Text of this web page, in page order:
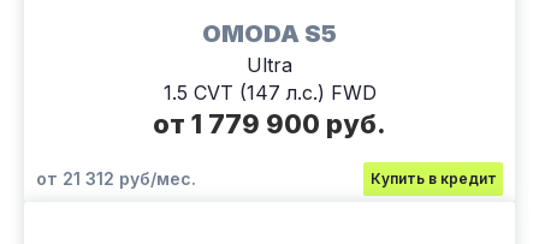
OMODA S5
Ultra
1.5 CVT (147 л.с.) FWD
от 1 779 900 руб.
от 21 312 руб/мес. Купить в кредит